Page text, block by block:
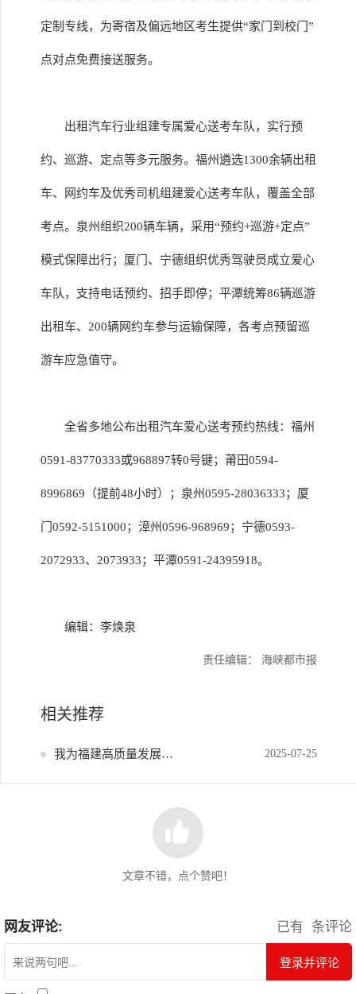
定制专线，为寄宿及偏远地区考生提供“家门到校门”
点对点免费接送服务。
出租汽车行业组建专属爱心送考车队，实行预
约、巡游、定点等多元服务。福州遴选1300余辆出租
车、网约车及优秀司机组建爱心送考车队，覆盖全部
考点。泉州组织200辆车辆，采用“预约+巡游+定点”
模式保障出行；厦门、宁德组织优秀驾驶员成立爱心
车队，支持电话预约、招手即停；平潭统筹86辆巡游
出租车、200辆网约车参与运输保障，各考点预留巡
游车应急值守。
全省多地公布出租汽车爱心送考预约热线：福州
0591-83770333或968897转0号键；莆田0594-
8996869（提前48小时）；泉州0595-28036333；厦
门0592-5151000；漳州0596-968969；宁德0593-
2072933、2073933；平潭0591-24395918。
编辑：李焕泉
责任编辑： 海峡都市报
相关推荐
我为福建高质量发展献策 2025-07-25
文章不错，点个赞吧！
网友评论: 已有 条评论
登录并评论